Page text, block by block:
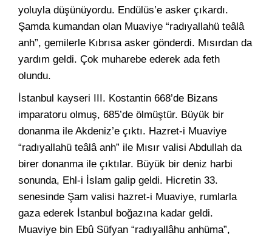
yoluyla düşünüyordu. Endülüs’e asker çıkardı.
Şamda kumandan olan Muaviye “radıyallahü teâlâ
anh”, gemilerle Kıbrısa asker gönderdi. Mısırdan da
yardım geldi. Çok muharebe ederek ada feth
olundu.
İstanbul kayseri III. Kostantin 668’de Bizans
imparatoru olmuş, 685’de ölmüştür. Büyük bir
donanma ile Akdeniz’e çıktı. Hazret-i Muaviye
“radıyallahü teâlâ anh” ile Mısır valisi Abdullah da
birer donanma ile çıktılar. Büyük bir deniz harbi
sonunda, Ehl-i İslam galip geldi. Hicretin 33.
senesinde Şam valisi hazret-i Muaviye, rumlarla
gaza ederek İstanbul boğazına kadar geldi.
Muaviye bin Ebû Süfyan “radıyallâhu anhüma”,